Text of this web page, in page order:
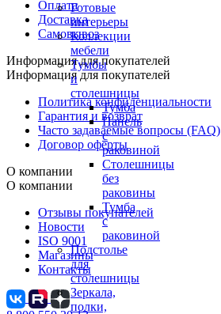
Готовые
интерьеры
Коллекции
мебели
Тумбы
и
столешницы
Тумба
Панель
с
раковиной
Столешницы
без
раковины
Тумба
с
раковиной
Подстолье
для
столешницы
Зеркала,
полки,
Оплата
Доставка
Самовывоз
Информация для покупателей
Информация для покупателей
Политика конфиденциальности
Гарантия и возврат
Часто задаваемые вопросы (FAQ)
Договор оферты
О компании
О компании
Отзывы покупателей
Новости
ISO 9001
Магазины
Контакты